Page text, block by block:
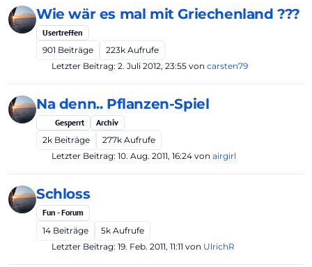
Wie wär es mal mit Griechenland ???
Usertreffen
901 Beiträge 223k Aufrufe
Letzter Beitrag: 2. Juli 2012, 23:55 von carsten79
Na denn.. Pflanzen-Spiel
Gesperrt
Archiv
2k Beiträge 277k Aufrufe
Letzter Beitrag: 10. Aug. 2011, 16:24 von airgirl
Schloss
Fun - Forum
14 Beiträge 5k Aufrufe
Letzter Beitrag: 19. Feb. 2011, 11:11 von UlrichR